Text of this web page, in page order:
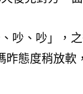
吵、吵」
態度稍放